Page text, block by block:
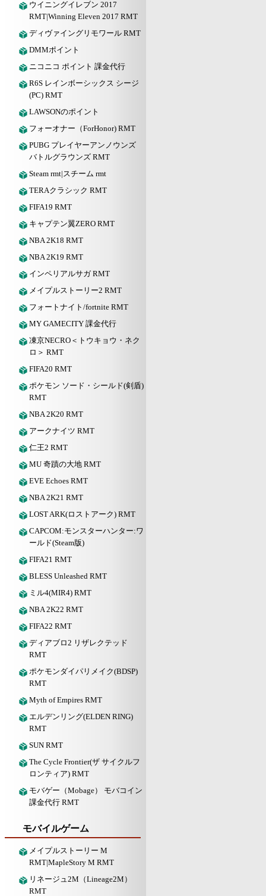
ウイニングイレブン 2017
RMT|Winning Eleven 2017 RMT
ディヴァイングリモワール RMT
DMMポイント
ニコニコ ポイント 課金代行
R6S レインボーシックス シージ
(PC) RMT
LAWSONのポイント
フォーオナー（ForHonor) RMT
PUBG プレイヤーアンノウンズ
バトルグラウンズ RMT
Steam rmt|スチーム rmt
TERAクラシック RMT
FIFA19 RMT
キャプテン翼ZERO RMT
NBA 2K18 RMT
NBA 2K19 RMT
インペリアルサガ RMT
メイプルストーリー2 RMT
フォートナイト/fortnite RMT
MY GAMECITY 課金代行
凍京NECRO＜トウキョウ・ネク
ロ＞ RMT
FIFA20 RMT
ポケモン ソード・シールド(剣盾)
RMT
NBA 2K20 RMT
アークナイツ RMT
仁王2 RMT
MU 奇蹟の大地 RMT
EVE Echoes RMT
NBA 2K21 RMT
LOST ARK(ロストアーク) RMT
CAPCOM:モンスターハンター:ワ
ールド(Steam版)
FIFA21 RMT
BLESS Unleashed RMT
ミル4(MIR4) RMT
NBA 2K22 RMT
FIFA22 RMT
ディアブロ2 リザレクテッド
RMT
ポケモンダイパリメイク(BDSP)
RMT
Myth of Empires RMT
エルデンリング(ELDEN RING)
RMT
SUN RMT
The Cycle Frontier(ザ サイクルフ
ロンティア) RMT
モバゲー（Mobage） モバコイン
課金代行 RMT
モバイルゲーム
メイプルストーリー M
RMT|MapleStory M RMT
リネージュ2M（Lineage2M）
RMT